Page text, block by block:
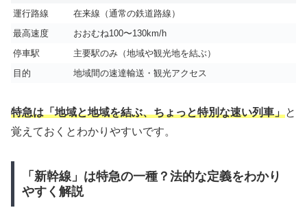
運行路線
在来線（通常の鉄道路線）
最高速度
おおむね100〜130km/h
停車駅
主要駅のみ（地域や観光地を結ぶ）
目的
地域間の速達輸送・観光アクセス
特急は「地域と地域を結ぶ、ちょっと特別な速い列車」と
覚えておくとわかりやすいです。
「新幹線」は特急の一種？法的な定義をわかり
やすく解説